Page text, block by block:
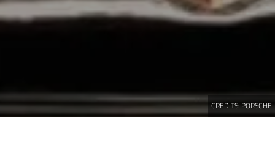
CREDITS:PORSCHE